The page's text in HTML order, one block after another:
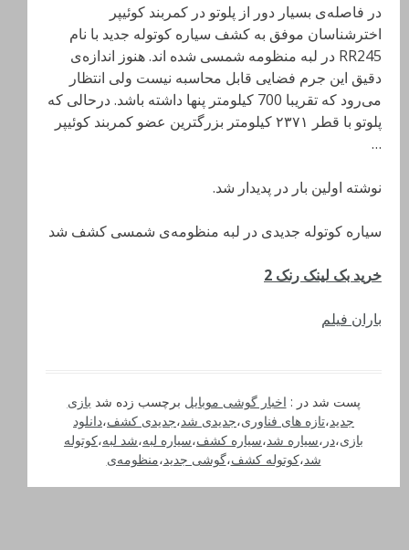
در فاصله‌ی بسیار دور از پلوتو در کمربند کوئیپر
اخترشناسان موفق به کشف سیاره کوتوله جدید با نام
RR245 در لبه‌ منظومه‌ شمسی شده اند. هنوز اندازه‌ی
دقیق این جرم فضایی قابل محاسبه نیست ولی انتظار
می‌رود که تقریبا 700 کیلومتر پنها داشته باشد. درحالی که
پلوتو با قطر ۲۳۷۱ کیلومتر بزرگترین عضو کمربند کوئیپر
…
نوشته اولین بار در پدیدار شد.
سیاره کوتوله جدیدی در لبه‌ منظومه‌ی شمسی کشف شد
خرید بک لینک رنک 2
باران فیلم
پست شد در : اخبار گوشی موبایل برچسب زده شد بازی
جدید،تازه های فناوری،جدیدی شد،جدیدی کشف،دانلود
بازی،در ،سیاره شد،سیاره کشف،سیاره لبه‌،شد لبه‌،کوتوله
شد،کوتوله کشف،گوشی جدید،منظومه‌ی